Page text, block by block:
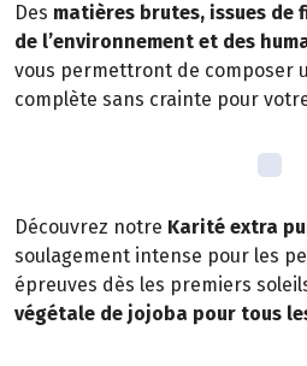
Des matières brutes, issues de
de l’environnement et des
vous permettront de composer
complète sans crainte pour
Découvrez notre Karité extra
soulagement intense pour les
épreuves dès les premiers
végétale de jojoba pour tous